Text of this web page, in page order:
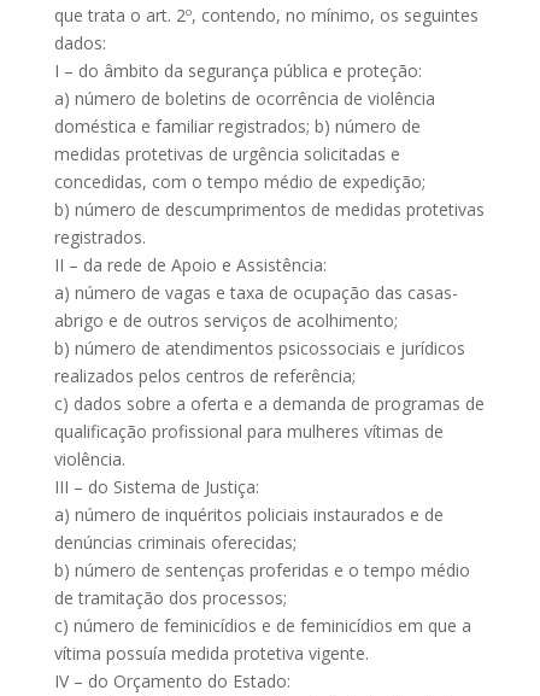
que trata o art. 2º, contendo, no mínimo, os seguintes
dados:
I – do âmbito da segurança pública e proteção:
a) número de boletins de ocorrência de violência
doméstica e familiar registrados; b) número de
medidas protetivas de urgência solicitadas e
concedidas, com o tempo médio de expedição;
b) número de descumprimentos de medidas protetivas
registrados.
II – da rede de Apoio e Assistência:
a) número de vagas e taxa de ocupação das casas-
abrigo e de outros serviços de acolhimento;
b) número de atendimentos psicossociais e jurídicos
realizados pelos centros de referência;
c) dados sobre a oferta e a demanda de programas de
qualificação profissional para mulheres vítimas de
violência.
III – do Sistema de Justiça:
a) número de inquéritos policiais instaurados e de
denúncias criminais oferecidas;
b) número de sentenças proferidas e o tempo médio
de tramitação dos processos;
c) número de feminicídios e de feminicídios em que a
vítima possuía medida protetiva vigente.
IV – do Orçamento do Estado: